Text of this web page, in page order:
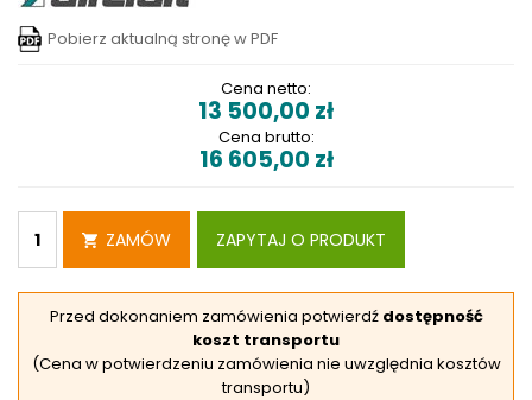
Pobierz aktualną stronę w PDF
Cena netto:
13 500,00 zł
Cena brutto:
16 605,00 zł
ZAMÓW ZAPYTAJ O PRODUKT
Przed dokonaniem zamówienia potwierdź dostępność
koszt transportu
(Cena w potwierdzeniu zamówienia nie uwzględnia kosztów
transportu)